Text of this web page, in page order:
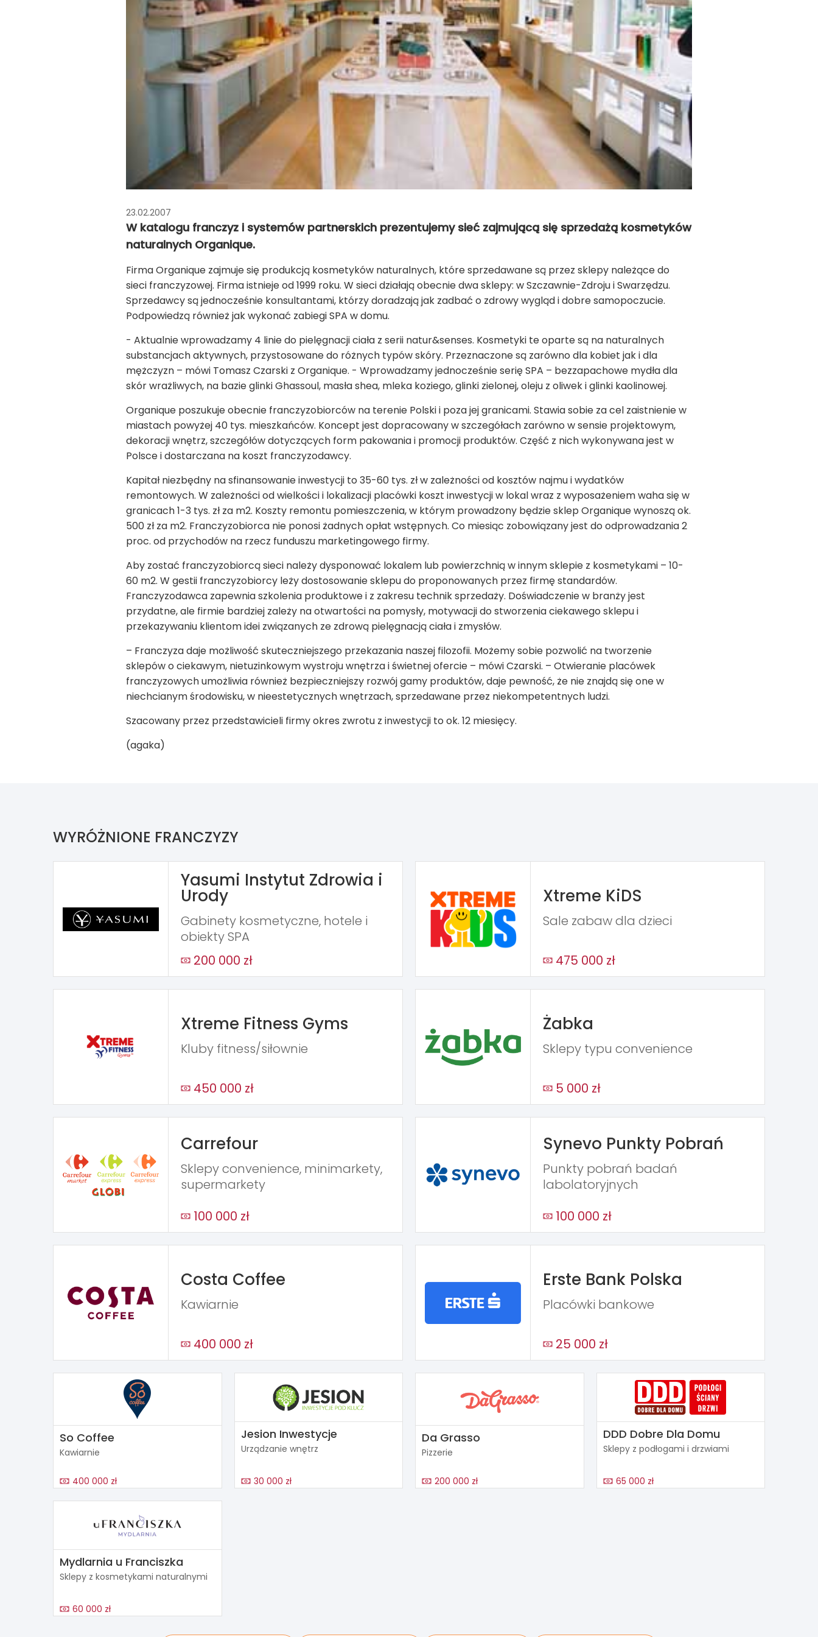
23.02.2007
W katalogu franczyz i systemów partnerskich prezentujemy sieć zajmującą się sprzedażą kosmetyków
naturalnych Organique.
Firma Organique zajmuje się produkcją kosmetyków naturalnych, które sprzedawane są przez sklepy należące do
sieci franczyzowej. Firma istnieje od 1999 roku. W sieci działają obecnie dwa sklepy: w Szczawnie-Zdroju i Swarzędzu.
Sprzedawcy są jednocześnie konsultantami, którzy doradzają jak zadbać o zdrowy wygląd i dobre samopoczucie.
Podpowiedzą również jak wykonać zabiegi SPA w domu.
- Aktualnie wprowadzamy 4 linie do pielęgnacji ciała z serii natur&senses. Kosmetyki te oparte są na naturalnych
substancjach aktywnych, przystosowane do różnych typów skóry. Przeznaczone są zarówno dla kobiet jak i dla
mężczyzn – mówi Tomasz Czarski z Organique. - Wprowadzamy jednocześnie serię SPA – bezzapachowe mydła dla
skór wrażliwych, na bazie glinki Ghassoul, masła shea, mleka koziego, glinki zielonej, oleju z oliwek i glinki kaolinowej.
Organique poszukuje obecnie franczyzobiorców na terenie Polski i poza jej granicami. Stawia sobie za cel zaistnienie w
miastach powyżej 40 tys. mieszkańców. Koncept jest dopracowany w szczegółach zarówno w sensie projektowym,
dekoracji wnętrz, szczegółów dotyczących form pakowania i promocji produktów. Część z nich wykonywana jest w
Polsce i dostarczana na koszt franczyzodawcy.
Kapitał niezbędny na sfinansowanie inwestycji to 35-60 tys. zł w zależności od kosztów najmu i wydatków
remontowych. W zależności od wielkości i lokalizacji placówki koszt inwestycji w lokal wraz z wyposażeniem waha się w
granicach 1-3 tys. zł za m2. Koszty remontu pomieszczenia, w którym prowadzony będzie sklep Organique wynoszą ok.
500 zł za m2. Franczyzobiorca nie ponosi żadnych opłat wstępnych. Co miesiąc zobowiązany jest do odprowadzania 2
proc. od przychodów na rzecz funduszu marketingowego firmy.
Aby zostać franczyzobiorcą sieci należy dysponować lokalem lub powierzchnią w innym sklepie z kosmetykami – 10-
60 m2. W gestii franczyzobiorcy leży dostosowanie sklepu do proponowanych przez firmę standardów.
Franczyzodawca zapewnia szkolenia produktowe i z zakresu technik sprzedaży. Doświadczenie w branży jest
przydatne, ale firmie bardziej zależy na otwartości na pomysły, motywacji do stworzenia ciekawego sklepu i
przekazywaniu klientom idei związanych ze zdrową pielęgnacją ciała i zmysłów.
– Franczyza daje możliwość skuteczniejszego przekazania naszej filozofii. Możemy sobie pozwolić na tworzenie
sklepów o ciekawym, nietuzinkowym wystroju wnętrza i świetnej ofercie – mówi Czarski. – Otwieranie placówek
franczyzowych umożliwia również bezpieczniejszy rozwój gamy produktów, daje pewność, że nie znajdą się one w
niechcianym środowisku, w nieestetycznych wnętrzach, sprzedawane przez niekompetentnych ludzi.
Szacowany przez przedstawicieli firmy okres zwrotu z inwestycji to ok. 12 miesięcy.
(agaka)
WYRÓŻNIONE FRANCZYZY
Yasumi Instytut Zdrowia i
Urody
Gabinety kosmetyczne, hotele i
obiekty SPA
200 000 zł
Xtreme KiDS
Sale zabaw dla dzieci
475 000 zł
Xtreme Fitness Gyms
Kluby fitness/siłownie
450 000 zł
Żabka
Sklepy typu convenience
5 000 zł
Carrefour
Sklepy convenience, minimarkety,
supermarkety
100 000 zł
Synevo Punkty Pobrań
Punkty pobrań badań
labolatoryjnych
100 000 zł
Costa Coffee
Kawiarnie
400 000 zł
Erste Bank Polska
Placówki bankowe
25 000 zł
So Coffee
Kawiarnie
400 000 zł
Jesion Inwestycje
Urządzanie wnętrz
30 000 zł
Da Grasso
Pizzerie
200 000 zł
DDD Dobre Dla Domu
Sklepy z podłogami i drzwiami
65 000 zł
Mydlarnia u Franciszka
Sklepy z kosmetykami naturalnymi
60 000 zł